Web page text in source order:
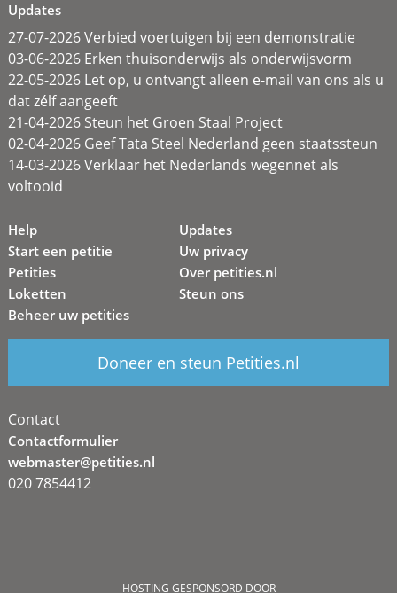
Updates
27-07-2026 Verbied voertuigen bij een demonstratie
03-06-2026 Erken thuisonderwijs als onderwijsvorm
22-05-2026 Let op, u ontvangt alleen e-mail van ons als u
dat zélf aangeeft
21-04-2026 Steun het Groen Staal Project
02-04-2026 Geef Tata Steel Nederland geen staatssteun
14-03-2026 Verklaar het Nederlands wegennet als
voltooid
Help
Start een petitie
Petities
Loketten
Beheer uw petities
Updates
Uw privacy
Over petities.nl
Steun ons
Doneer en steun Petities.nl
Contact
Contactformulier
webmaster@petities.nl
020 7854412
HOSTING GESPONSORD DOOR